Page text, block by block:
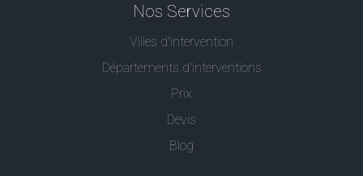
Nos Services
Villes d'intervention
Départements d'interventions
Prix
Devis
Blog